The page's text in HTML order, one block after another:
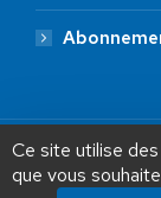
Ce site utilise
que vous